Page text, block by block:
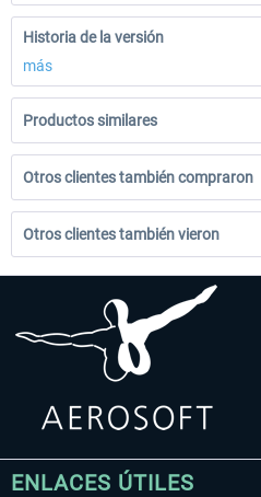
Historia de la versión
más
Productos similares
Otros clientes también compraron
Otros clientes también vieron
ENLACES ÚTILES